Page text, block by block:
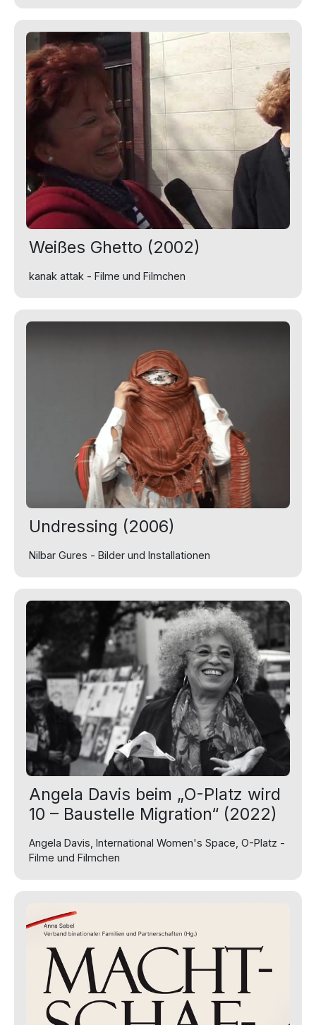
Weißes Ghetto (2002)
kanak attak - Filme und Filmchen
Undressing (2006)
Nilbar Gures - Bilder und Installationen
Angela Davis beim „O-Platz wird
10 – Baustelle Migration“ (2022)
Angela Davis, International Women's Space, O-Platz -
Filme und Filmchen